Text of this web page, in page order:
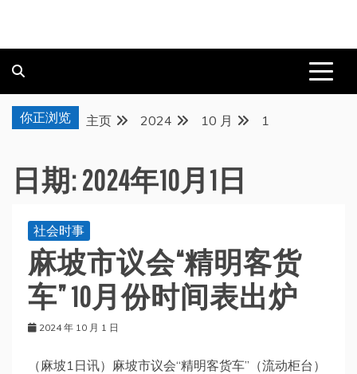
你正浏览 主页 2024 10 月 1
日期:2024年10月1日
社会时事
麻坡市议会“精明客货
车” 10月份时间表出炉
2024 年 10 月 1 日
（麻坡1日讯）麻坡市议会“精明客货车”（流动柜台）